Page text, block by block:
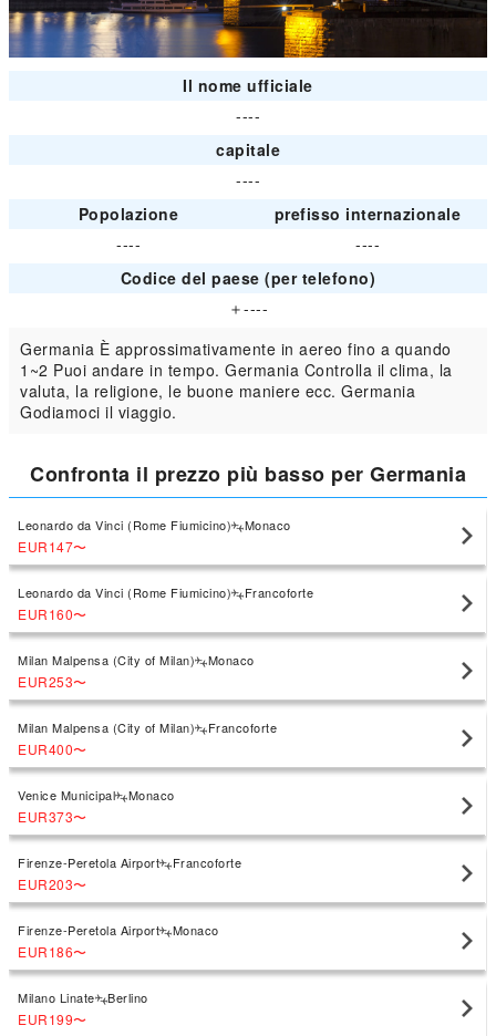
Il nome ufficiale
----
capitale
----
Popolazione
prefisso internazionale
----
----
Codice del paese (per telefono)
＋----
Germania È approssimativamente in aereo fino a quando
1~2 Puoi andare in tempo. Germania Controlla il clima, la
valuta, la religione, le buone maniere ecc. Germania
Godiamoci il viaggio.
Confronta il prezzo più basso per Germania
Leonardo da Vinci (Rome Fiumicino) Monaco
EUR147〜
Leonardo da Vinci (Rome Fiumicino) Francoforte
EUR160〜
Milan Malpensa (City of Milan) Monaco
EUR253〜
Milan Malpensa (City of Milan) Francoforte
EUR400〜
Venice Municipal Monaco
EUR373〜
Firenze-Peretola Airport Francoforte
EUR203〜
Firenze-Peretola Airport Monaco
EUR186〜
Milano Linate Berlino
EUR199〜